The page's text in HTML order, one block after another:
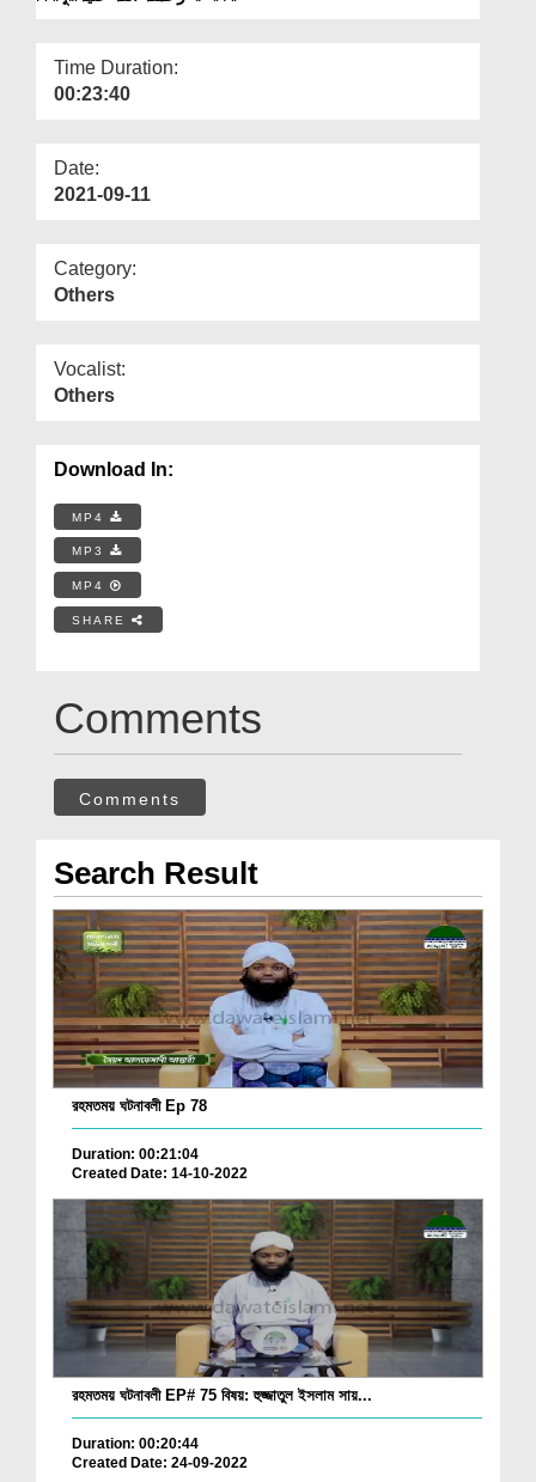
Time Duration:
00:23:40
Date:
2021-09-11
Category:
Others
Vocalist:
Others
Download In:
MP4
MP3
MP4
SHARE
Comments
Comments
Search Result
রহমতময় ঘটনাবলী Ep 78
Duration: 00:21:04
Created Date: 14-10-2022
রহমতময় ঘটনাবলী EP# 75 বিষয়: হুজ্জাতুল ইসলাম সায়...
Duration: 00:20:44
Created Date: 24-09-2022